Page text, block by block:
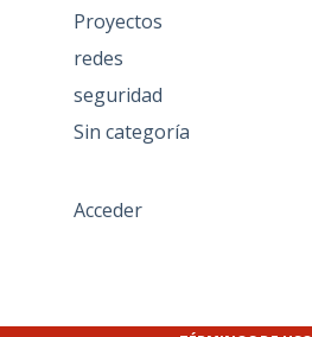
Proyectos
redes
seguridad
Sin categoría
Acceder